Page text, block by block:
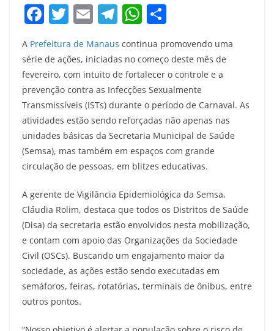
F
a
c
e
b
o
o
k
T
w
itt
er
E
ai
l
T
e
gr
a
m
W
at
s
A
p
p
ar
e
A Prefeitura de Manaus continua promovendo uma
série de ações, iniciadas no começo deste mês de
fevereiro, com intuito de fortalecer o controle e a
prevenção contra as Infecções Sexualmente
Transmissíveis (ISTs) durante o período de Carnaval. As
atividades estão sendo reforçadas não apenas nas
unidades básicas da Secretaria Municipal de Saúde
(Semsa), mas também em espaços com grande
circulação de pessoas, em blitzes educativas.
A gerente de Vigilância Epidemiológica da Semsa,
Cláudia Rolim, destaca que todos os Distritos de Saúde
(Disa) da secretaria estão envolvidos nesta mobilização,
e contam com apoio das Organizações da Sociedade
Civil (OSCs). Buscando um engajamento maior da
sociedade, as ações estão sendo executadas em
semáforos, feiras, rotatórias, terminais de ônibus, entre
outros pontos.